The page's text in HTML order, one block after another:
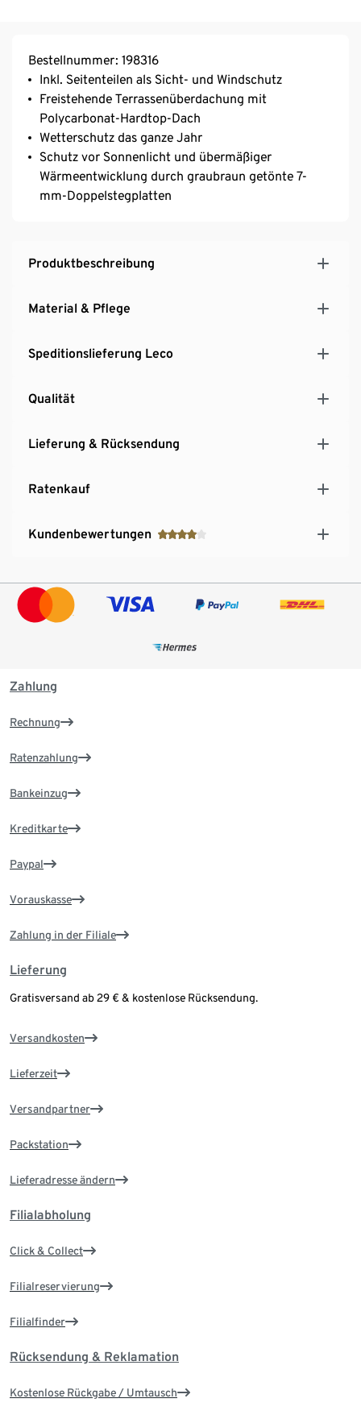
Bestellnummer: 198316
Inkl. Seitenteilen als Sicht- und Windschutz
Freistehende Terrassenüberdachung mit
Polycarbonat-Hardtop-Dach
Wetterschutz das ganze Jahr
Schutz vor Sonnenlicht und übermäßiger
Wärmeentwicklung durch graubraun getönte 7-
mm-Doppelstegplatten
Produktbeschreibung
Material & Pflege
Speditionslieferung Leco
Qualität
Lieferung & Rücksendung
Ratenkauf
Kundenbewertungen
Zahlung
Rechnung
Ratenzahlung
Bankeinzug
Kreditkarte
Paypal
Vorauskasse
Zahlung in der Filiale
Lieferung
Gratisversand ab 29 € & kostenlose Rücksendung.
Versandkosten
Lieferzeit
Versandpartner
Packstation
Lieferadresse ändern
Filialabholung
Click & Collect
Filialreservierung
Filialfinder
Rücksendung & Reklamation
Kostenlose Rückgabe / Umtausch